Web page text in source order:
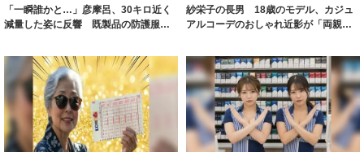
「一瞬誰かと…」彦摩呂、30キロ近く
減量した姿に反響 既製品の防護服が
紗栄子の長男 18歳のモデル、カジュ
アルコーデのおしゃれ近影が「両親の